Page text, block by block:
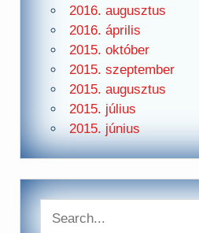
2016. augusztus
2016. április
2015. október
2015. szeptember
2015. augusztus
2015. július
2015. június